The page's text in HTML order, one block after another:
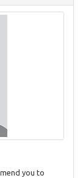
you to